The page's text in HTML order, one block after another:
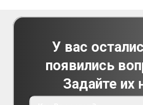
У вас
появились
Задайте их